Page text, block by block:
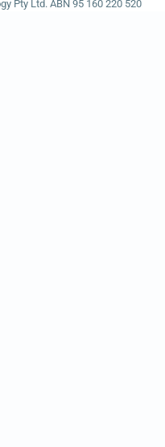
Pty Ltd. ABN 95 160 220 520